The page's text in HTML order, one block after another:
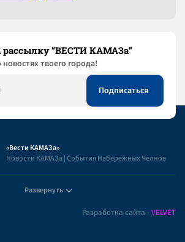
“ВЕСТИ КАМАЗа”
твоего города!
«Вести КАМАЗа»
Новости КАМАЗа | События Набережных Челнов
Развернуть
Разработка сайта -VELVET